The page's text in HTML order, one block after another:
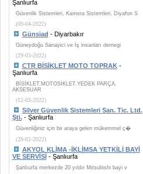
Şanlıurfa
Güvenlik Sistemleri, Kamera Sistemleri, Diyafon S
(09-04-2022)
Günsiad - Diyarbakır
Güneydoğu Sanayici ve İş insanları dernegi
(29-03-2022)
CTR BİSİKLET MOTO TOPRAK-
Şanlıurfa
BİSİKLET.MOTOSİKLET.YEDEK PARÇA.
AKSESUAR
(12-03-2022)
Silver Güvenlik Sistemleri San. Tic. Ltd.
Şti.- Şanlıurfa
Güvenliğiniz için bir araya gelen mükemmel ç�
(28-02-2022)
AKYOL KLİMA -İKLİMSA YETKİLİ BAYİ
VE SERVİSİ- Şanlıurfa
Şanlıurfa merkezde 20 yıldır Mitsubishi bayi v